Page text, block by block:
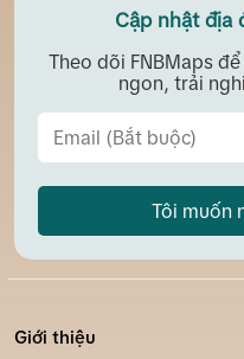
Cập nhật địa
Theo dõi FNBMaps
ngon, trải
Tôi muốn
Giới thiệu